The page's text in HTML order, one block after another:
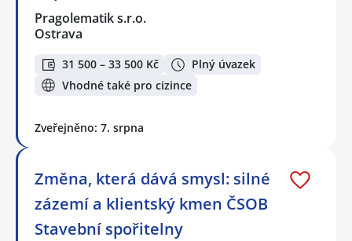
Pragolematik s.r.o.
Ostrava
31 500 – 33 500 Kč
Plný úvazek
Vhodné také pro cizince
Zveřejněno: 7. srpna
Změna, která dává smysl: silné
zázemí a klientský kmen ČSOB
Stavební spořitelny